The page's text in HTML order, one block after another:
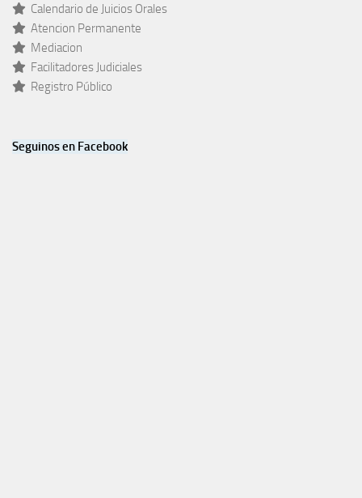
Calendario de Juicios Orales
Atencion Permanente
Mediacion
Facilitadores Judiciales
Registro Público
Seguinos en Facebook